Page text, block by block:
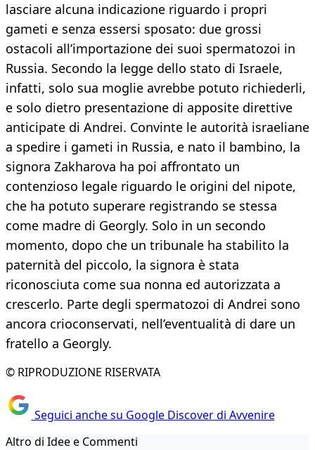
lasciare alcuna indicazione riguardo i propri
gameti e senza essersi sposato: due grossi
ostacoli all’importazione dei suoi spermatozoi in
Russia. Secondo la legge dello stato di Israele,
infatti, solo sua moglie avrebbe potuto richiederli,
e solo dietro presentazione di apposite direttive
anticipate di Andrei. Convinte le autorità israeliane
a spedire i gameti in Russia, e nato il bambino, la
signora Zakharova ha poi affrontato un
contenzioso legale riguardo le origini del nipote,
che ha potuto superare registrando se stessa
come madre di Georgly. Solo in un secondo
momento, dopo che un tribunale ha stabilito la
paternità del piccolo, la signora è stata
riconosciuta come sua nonna ed autorizzata a
crescerlo. Parte degli spermatozoi di Andrei sono
ancora crioconservati, nell’eventualità di dare un
fratello a Georgly.
© RIPRODUZIONE RISERVATA
Seguici anche su Google Discover di Avvenire
Altro di Idee e Commenti